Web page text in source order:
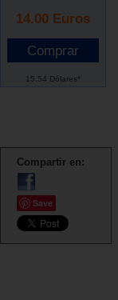
14.00 Euros
15.54 Dólares*
Compartir en:
Save